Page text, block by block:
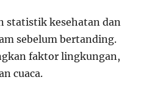
statistik kesehatan dan
sebelum bertanding.
faktor lingkungan,
cuaca.